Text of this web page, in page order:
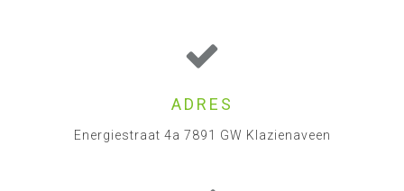
ADRES
Energiestraat 4a 7891 GW Klazienaveen